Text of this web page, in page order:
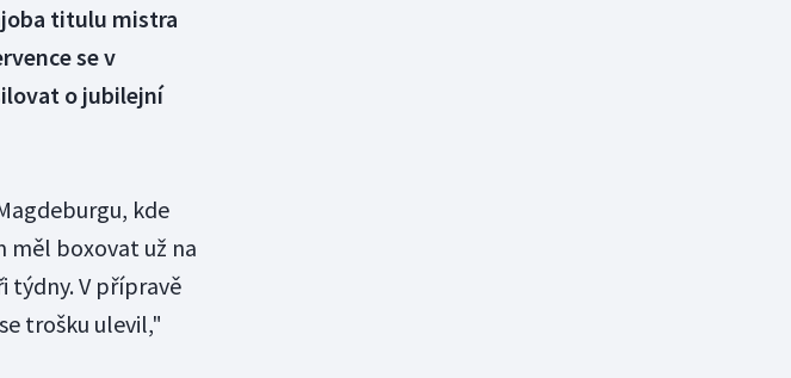
titulu mistra
se v
o jubilejní
kde
měl boxovat už na
týdny. V přípravě
trošku ulevil,"